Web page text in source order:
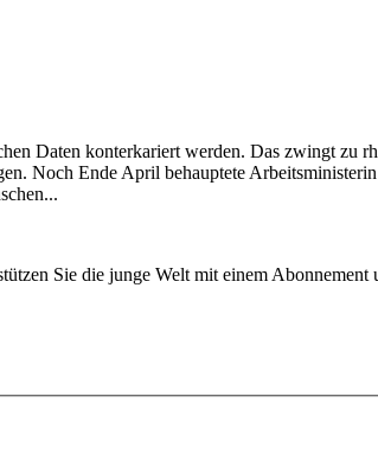
Daten konterkariert werden. Das zwingt zu
Noch Ende April behauptete
Sie die junge Welt mit einem